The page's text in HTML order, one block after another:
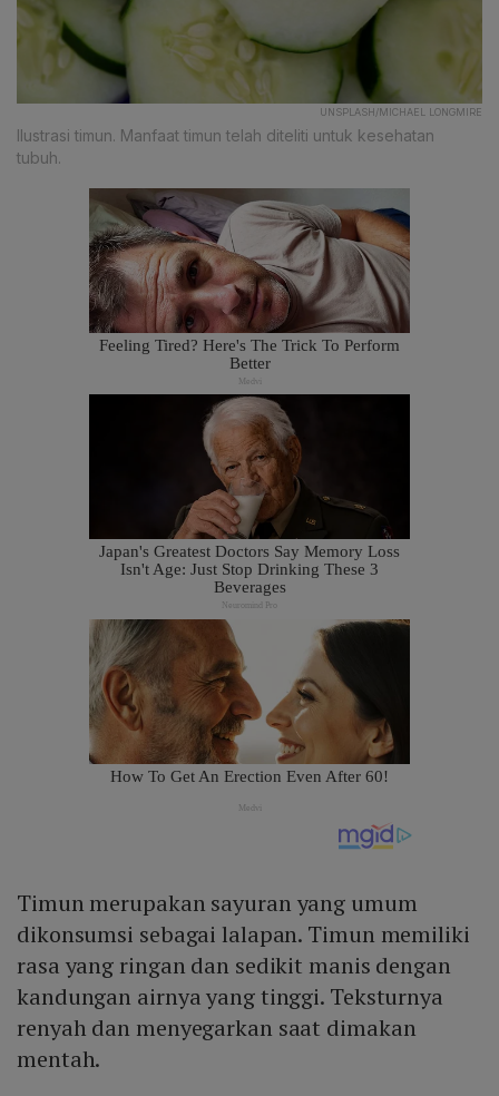
UNSPLASH/MICHAEL LONGMIRE
Ilustrasi timun. Manfaat timun telah diteliti untuk kesehatan
tubuh.
Timun merupakan sayuran yang umum
dikonsumsi sebagai lalapan. Timun memiliki
rasa yang ringan dan sedikit manis dengan
kandungan airnya yang tinggi. Teksturnya
renyah dan menyegarkan saat dimakan
mentah.